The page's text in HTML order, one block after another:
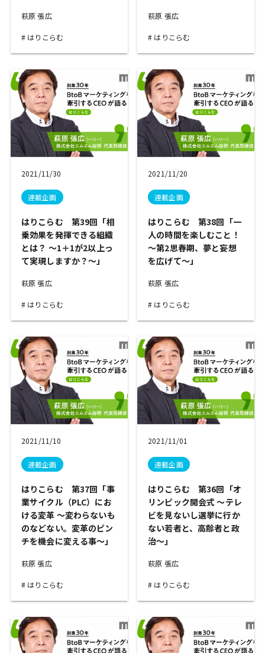
萩原 張広
はりこらむ
萩原 張広
はりこらむ
2021/11/30
連載企画
はりこらむ 第39回「相
乗効果を発揮できる組織
とは？ ～1＋1が2以上っ
て実現しますか？～」
萩原 張広
はりこらむ
2021/11/20
連載企画
はりこらむ 第38回「一
人の時間を楽しむこと！
～第2思春期、夢と妄想
を広げて～」
萩原 張広
はりこらむ
2021/11/10
連載企画
はりこらむ 第37回「事
業サイクル（PLC）にお
ける変革 ～変わらないも
のなどない。変革のピン
チを機会に変える事～」
萩原 張広
はりこらむ
2021/11/01
連載企画
はりこらむ 第36回「オ
リンピック開会式 ～テレ
ビを見ないし選挙に行か
ない若者と、高齢者と政
治～」
萩原 張広
はりこらむ